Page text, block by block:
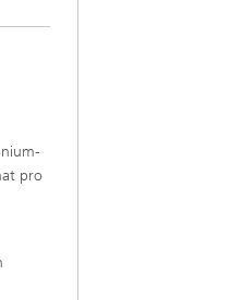
pro